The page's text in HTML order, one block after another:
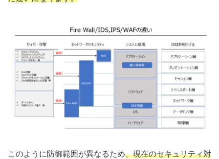
このように防御範囲が異なるため、現在のセキュリティ対